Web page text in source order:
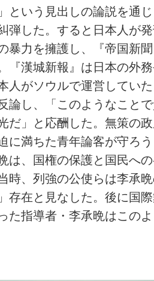
という見出しの論説を通
弾した。すると日本人が
暴力を擁護し、『帝国新
『漢城新報』は日本の外
人がソウルで運営してい
論し、「このようなこと
だ」と応酬した。無策の
に満ちた青年論客が守ろ
は、国権の保護と国民へ
時、列強の公使らは李承
存在と見なした。後に国
た指導者・李承晩はこの